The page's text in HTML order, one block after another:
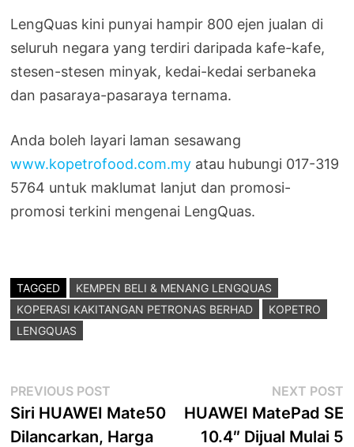
LengQuas kini punyai hampir 800 ejen jualan di
seluruh negara yang terdiri daripada kafe-kafe,
stesen-stesen minyak, kedai-kedai serbaneka
dan pasaraya-pasaraya ternama.
Anda boleh layari laman sesawang
www.kopetrofood.com.my atau hubungi 017-319
5764 untuk maklumat lanjut dan promosi-
promosi terkini mengenai LengQuas.
TAGGED
KEMPEN BELI & MENANG LENGQUAS
KOPERASI KAKITANGAN PETRONAS BERHAD
KOPETRO
LENGQUAS
Post
navigation
PREVIOUS POST
post:
Siri HUAWEI Mate50
Dilancarkan, Harga
NEXT POST
HUAWEI MatePad SE
10.4″ Dijual Mulai 5